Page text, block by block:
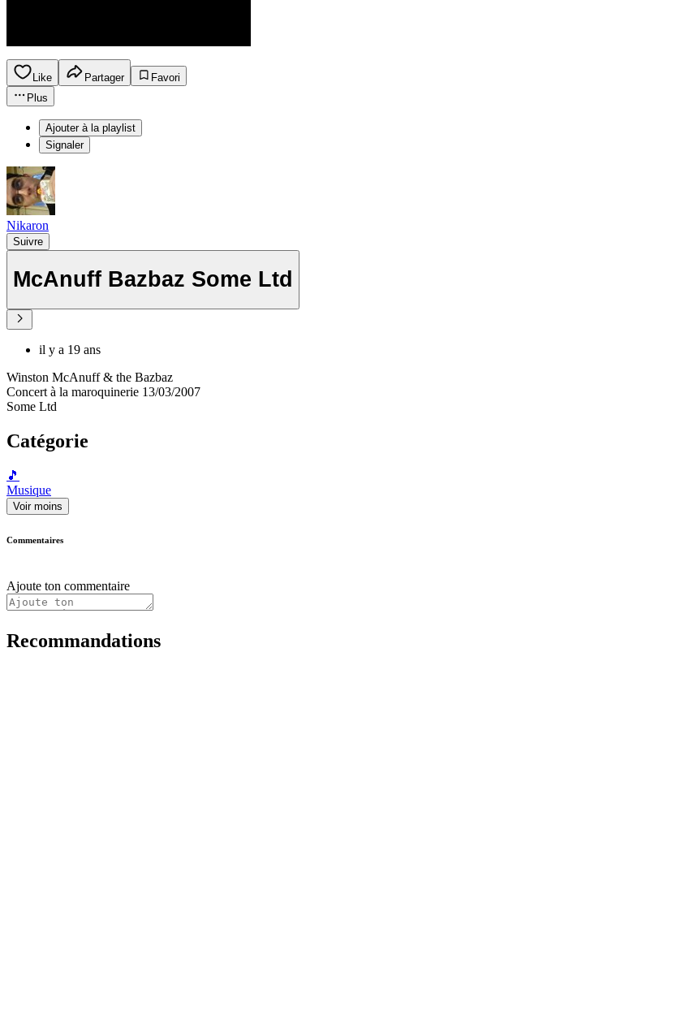
Like Partager
Favori
Plus
Ajouter à la playlist
Signaler
Nikaron
Suivre
McAnuff Bazbaz Some Ltd
il y a 19 ans
Winston McAnuff & the Bazbaz
Concert à la maroquinerie 13/03/2007
Some Ltd
Catégorie
🎵
Musique
Voir moins
Commentaires
Ajoute ton commentaire
Recommandations